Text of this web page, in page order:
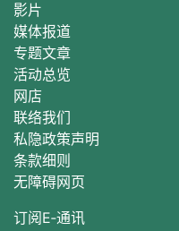
影片
媒体报道
专题文章
活动总览
网店
联络我们
私隐政策声明
条款细则
无障碍网页
订阅E‐通讯